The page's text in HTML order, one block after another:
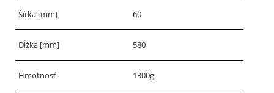
Šírka [mm] 60
Dĺžka [mm] 580
Hmotnosť 1300g